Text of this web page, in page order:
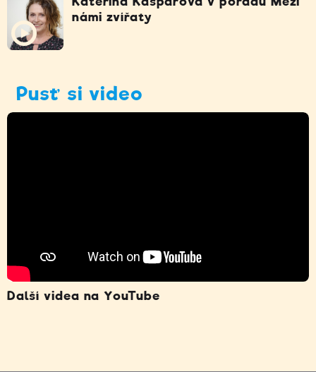
námi zvířaty
Pusť si video
Další videa na YouTube